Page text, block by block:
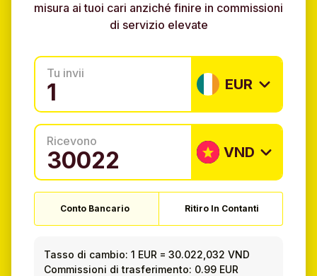
misura ai tuoi cari anziché finire in commissioni
di servizio elevate
Tu invii
EUR
Ricevono
VND
Conto Bancario Ritiro In Contanti
Tasso di cambio: 1 EUR =30.022,032 VND
Commissioni di trasferimento: 0.99 EUR